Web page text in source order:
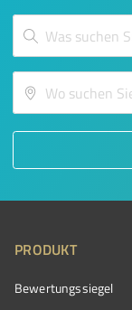
PRODUKT
Bewertungssiegel